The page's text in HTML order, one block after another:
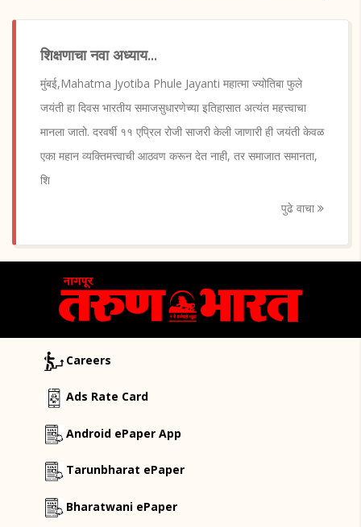
शिक्षणाचा नवा अध्याय...
मुंबई,Mahatma Jyotiba Phule Jayanti महात्मा ज्योतिबा फुले
जयंती हा दिवस भारतीय समाजसुधारणेच्या इतिहासात अत्यंत महत्त्वाचा
मानला जातो. दरवर्षी ११ एप्रिल रोजी साजरी केली जाणारी ही जयंती केवळ
एका महान व्यक्तिमत्त्वाची आठवण करून देत नाही, तर समाजात समानता,
शि
पुढे वाचा
Careers
Ads Rate Card
Android ePaper App
Tarunbharat ePaper
Bharatwani ePaper